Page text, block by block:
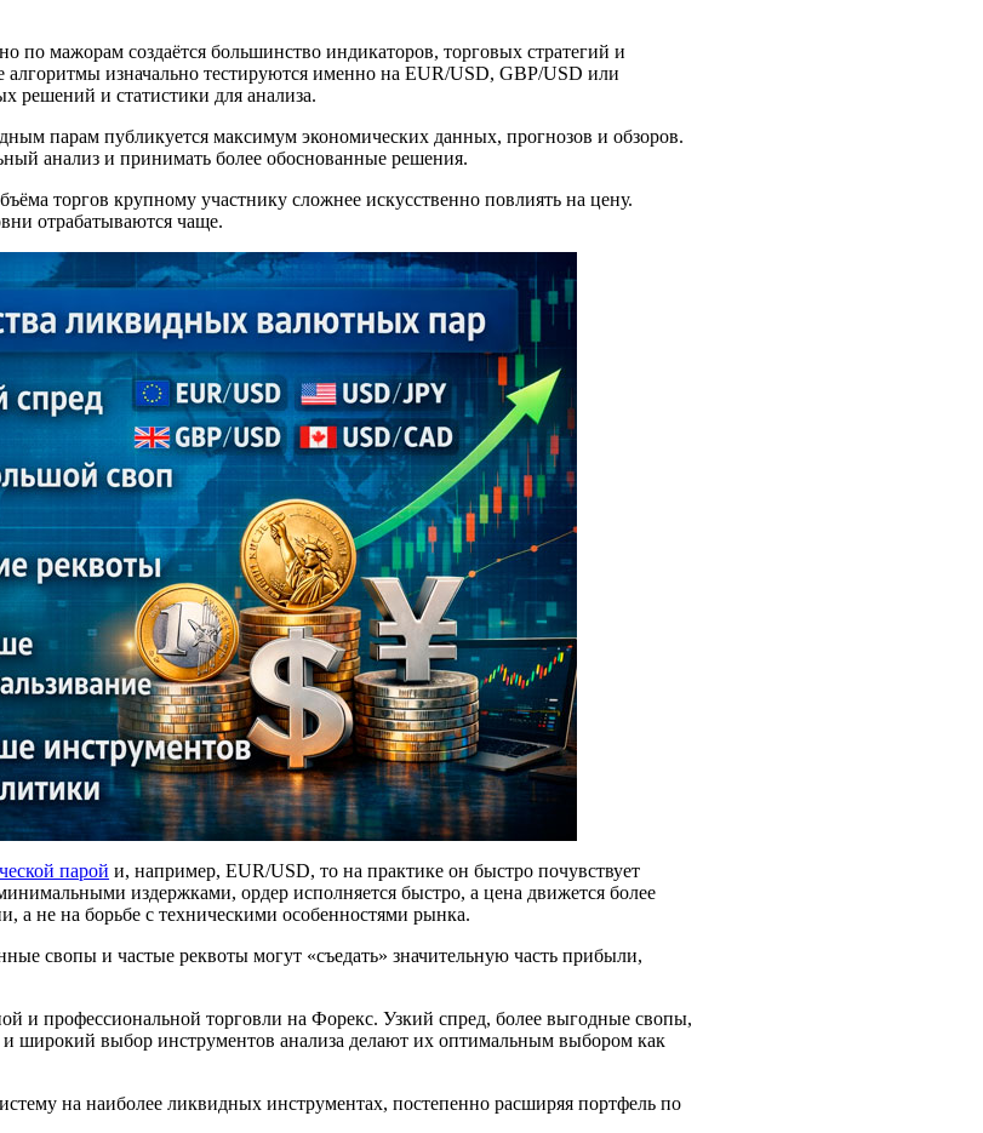
по мажорам создаётся большинство индикаторов, торговых стратегий и
алгоритмы изначально тестируются именно на EUR/USD, GBP/USD или
решений и статистики для анализа.
парам публикуется максимум экономических данных, прогнозов и обзоров.
анализ и принимать более обоснованные решения.
торгов крупному участнику сложнее искусственно повлиять на цену.
отрабатываются чаще.
парой и, например, EUR/USD, то на практике он быстро почувствует
издержками, ордер исполняется быстро, а цена движется более
а не на борьбе с техническими особенностями рынка.
свопы и частые реквоты могут «съедать» значительную часть прибыли,
и профессиональной торговли на Форекс. Узкий спред, более выгодные свопы,
и широкий выбор инструментов анализа делают их оптимальным выбором как
на наиболее ликвидных инструментах, постепенно расширяя портфель по